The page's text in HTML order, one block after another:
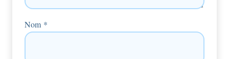
Nom *